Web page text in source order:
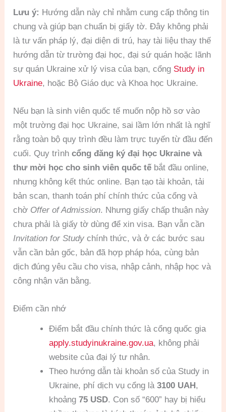
Lưu ý: Hướng dẫn này chỉ nhằm cung cấp thông tin
chung và giúp bạn chuẩn bị giấy tờ. Đây không phải
là tư vấn pháp lý, đại diện di trú, hay tài liệu thay thế
hướng dẫn từ trường đại học, đại sứ quán hoặc lãnh
sự quán Ukraine xử lý visa của bạn, cổng Study in
Ukraine, hoặc Bộ Giáo dục và Khoa học Ukraine.
Nếu bạn là sinh viên quốc tế muốn nộp hồ sơ vào
một trường đại học Ukraine, sai lầm lớn nhất là nghĩ
rằng toàn bộ quy trình đều làm trực tuyến từ đầu đến
cuối. Quy trìnhcổng đăng ký đại học Ukraine và
thư mời học cho sinh viên quốc tế bắt đầu online,
nhưng không kết thúc online. Bạn tạo tài khoản, tải
bản scan, thanh toán phí chính thức của cổng và
chờ Offer of Admission. Nhưng giấy chấp thuận này
chưa phải là giấy tờ dùng để xin visa. Bạn vẫn cần
Invitation for Study chính thức, và ở các bước sau
vẫn cần bản gốc, bản đã hợp pháp hóa, cùng bản
dịch đúng yêu cầu cho visa, nhập cảnh, nhập học và
công nhận văn bằng.
Điểm cần nhớ
Điểm bắt đầu chính thức là cổng quốc gia
apply.studyinukraine.gov.ua, không phải
website của đại lý tư nhân.
Theo hướng dẫn tài khoản số của Study in
Ukraine, phí dịch vụ cổng là3100 UAH ,
khoảng75 USD. Con số “600” hay bị hiểu